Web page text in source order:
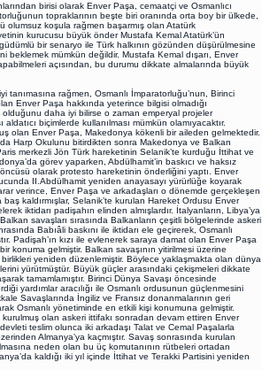
birisi olarak Enver Paşa, cemaatçi ve Osmanlıcı
topraklarının beşte biri oranında orta boy bir ülkede,
olumsuz koşula rağmen başarmış olan Atatürk
kurucusu büyük önder Mustafa Kemal Atatürk’ün
bir senaryo ile Türk halkının gözünden düşürülmesine
beklemek mümkün değildir. Mustafa Kemal dışarı, Enver
açısından, bu durumu dikkate almalarında büyük
tanımasına rağmen, Osmanlı İmparatorluğu’nun, Birinci
Enver Paşa hakkında yeterince bilgisi olmadığı
olduğunu daha iyi bilirse o zaman emperyal projeler
biçimlerde kullanılması mümkün olamıyacaktır.
olan Enver Paşa, Makedonya kökenli bir aileden gelmektedir.
Harp Okulunu bitirdikten sonra Makedonya ve Balkan
merkezli Jön Türk hareketinin Selanik’te kurduğu İttihat ve
görev yaparken, Abdülhamit’in baskıcı ve haksız
olarak protesto hareketinin önderliğini yaptı. Enver
II.Abdülhamit yeniden anayasayı yürürlüğe koyarak
verince, Enver Paşa ve arkadaşları o dönemde gerçekleşen
kaldırmışlar, Selanik’te kurulan Hareket Ordusu Enver
iktidarı padişahın elinden almışlardır. İtalyanların, Libya’ya
savaşları sırasında Balkanların çeşitli bölgelerinde askeri
Babıâli baskını ile iktidarı ele geçirerek, Osmanlı
Padişah’ın kızı ile evlenerek saraya damat olan Enver Paşa
konuma gelmiştir. Balkan savaşının yitirilmesi üzerine
yeniden düzenlemiştir. Böylece yaklaşmakta olan dünya
yürütmüştür. Büyük güçler arasındaki çekişmeleri dikkate
tamamlamıştır. Birinci Dünya Savaşı öncesinde
yardımlar aracılığı ile Osmanlı ordusunun güçlenmesini
Savaşlarında İngiliz ve Fransız donanmalarının geri
Osmanlı yönetiminde en etkili kişi konumuna gelmiştir.
olan askeri ittifakı sonradan devam ettiren Enver
teslim olunca iki arkadaşı Talat ve Cemal Paşalarla
Almanya’ya kaçmıştır. Savaş sonrasında kurulan
neden olan bu üç komutanının rütbeleri ortadan
kaldığı iki yıl içinde İttihat ve Terakki Partisini yeniden